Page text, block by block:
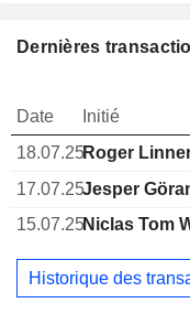
Dernières
Date Initié
18.07.25Roger
17.07.25Jesper
15.07.25Niclas Tom
Historique des